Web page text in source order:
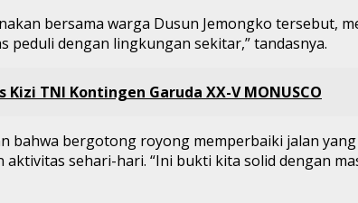
bersama warga Dusun Jemongko tersebut,
peduli dengan lingkungan sekitar,” tandasnya.
TNI Kontingen Garuda XX-V MONUSCO
bahwa bergotong royong memperbaiki jalan
sehari-hari. “Ini bukti kita solid dengan